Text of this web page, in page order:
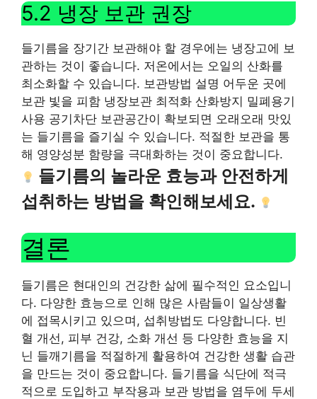
5.2 냉장 보관 권장
들기름을 장기간 보관해야 할 경우에는 냉장고에 보
관하는 것이 좋습니다. 저온에서는 오일의 산화를
최소화할 수 있습니다. 보관방법 설명 어두운 곳에
보관 빛을 피함 냉장보관 최적화 산화방지 밀폐용기
사용 공기차단 보관공간이 확보되면 오래오래 맛있
는 들기름을 즐기실 수 있습니다. 적절한 보관을 통
해 영양성분 함량을 극대화하는 것이 중요합니다.
들기름의 놀라운 효능과 안전하게
섭취하는 방법을 확인해보세요.
결론
들기름은 현대인의 건강한 삶에 필수적인 요소입니
다. 다양한 효능으로 인해 많은 사람들이 일상생활
에 접목시키고 있으며, 섭취방법도 다양합니다. 빈
혈 개선, 피부 건강, 소화 개선 등 다양한 효능을 지
닌 들깨기름을 적절하게 활용하여 건강한 생활 습관
을 만드는 것이 중요합니다. 들기름을 식단에 적극
적으로 도입하고 부작용과 보관 방법을 염두에 두세